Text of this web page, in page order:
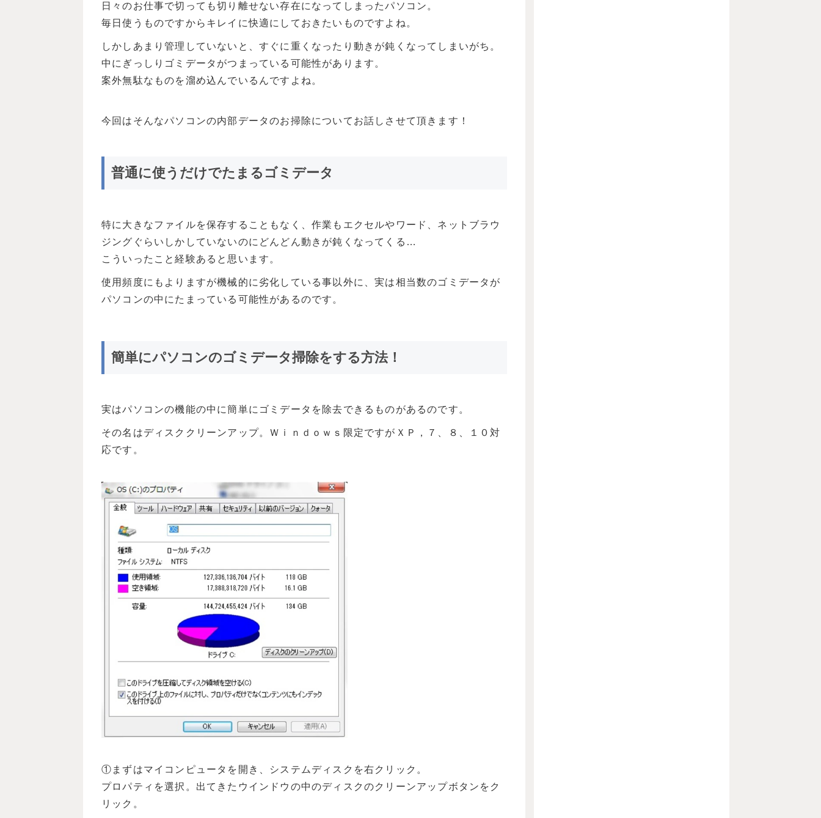
日々のお仕事で切っても切り離せない存在になってしまったパソコン。
毎日使うものですからキレイに快適にしておきたいものですよね。
しかしあまり管理していないと、すぐに重くなったり動きが鈍くなってしまいがち。
中にぎっしりゴミデータがつまっている可能性があります。
案外無駄なものを溜め込んでいるんですよね。
今回はそんなパソコンの内部データのお掃除についてお話しさせて頂きます！
普通に使うだけでたまるゴミデータ
特に大きなファイルを保存することもなく、作業もエクセルやワード、ネットブラウ
ジングぐらいしかしていないのにどんどん動きが鈍くなってくる…
こういったこと経験あると思います。
使用頻度にもよりますが機械的に劣化している事以外に、実は相当数のゴミデータが
パソコンの中にたまっている可能性があるのです。
簡単にパソコンのゴミデータ掃除をする方法！
実はパソコンの機能の中に簡単にゴミデータを除去できるものがあるのです。
その名はディスククリーンアップ。Ｗｉｎｄｏｗｓ限定ですがＸＰ，７、８、１０対
応です。
①まずはマイコンピュータを開き、システムディスクを右クリック。
プロパティを選択。出てきたウインドウの中のディスクのクリーンアップボタンをク
リック。